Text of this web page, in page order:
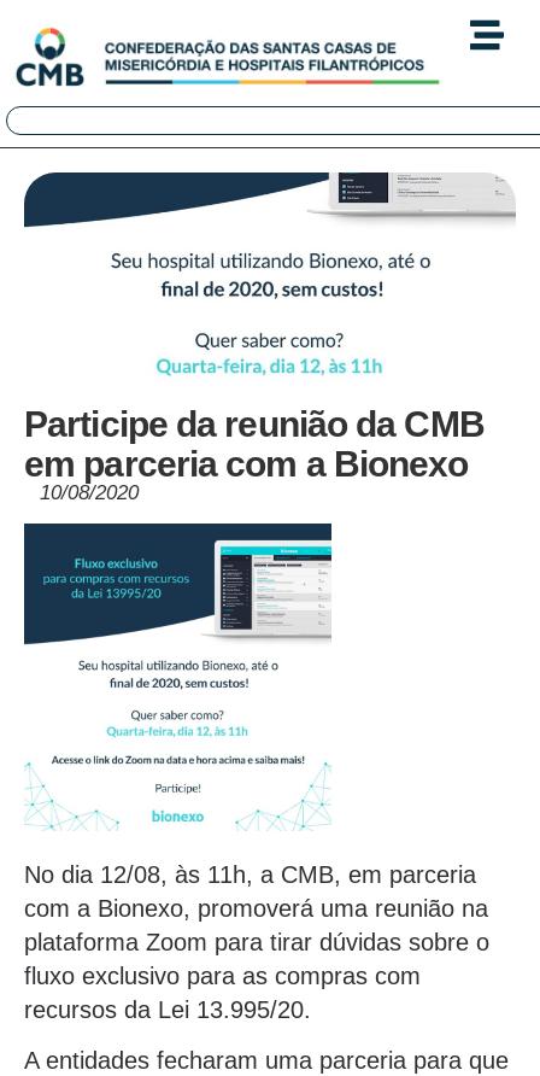
Participe da reunião da CMB
em parceria com a Bionexo
10/08/2020
No dia 12/08, às 11h, a CMB, em parceria
com a Bionexo, promoverá uma reunião na
plataforma Zoom para tirar dúvidas sobre o
fluxo exclusivo para as compras com
recursos da Lei 13.995/20.
A entidades fecharam uma parceria para que